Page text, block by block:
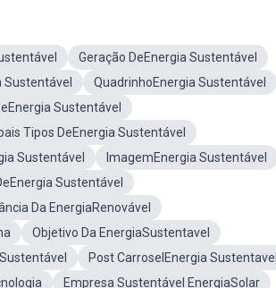
Geração DeEnergia Sustentável
Sustentável
QuadrinhoEnergia Sustentável
Sustentável
Tipos DeEnergia Sustentável
Sustentável
ImagemEnergia Sustentável
Sustentável
Da EnergiaRenovável
Objetivo Da EnergiaSustentavel
Post CarroselEnergia
Empresa Sustentável EnergiaSolar